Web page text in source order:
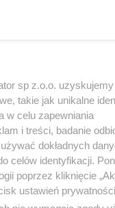
zapytać
sp z.o.o.
takie jak unikalne
w celu zapewniania
i treści, badanie
dokładnych
celów identyfikacji.
poprzez kliknięcie
ustawień